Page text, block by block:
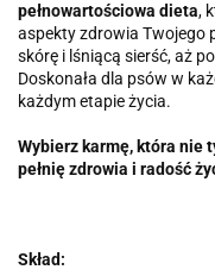
pełnowartościowa dieta,
aspekty zdrowia Twojego
skórę i lśniącą sierść, aż
Doskonała dla psów w
każdym etapie życia.
Wybierz karmę, która nie
pełnię zdrowia i radość
Skład: